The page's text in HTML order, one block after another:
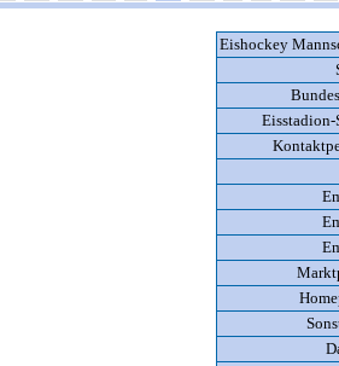
Eishockey
Eisstadion-